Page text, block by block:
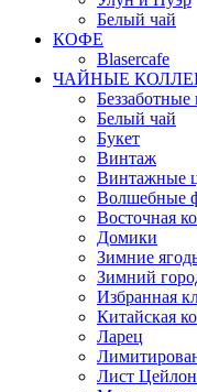
Белый чай
КОФЕ
Blasercafe
ЧАЙНЫЕ
Беззаботные
Белый чай
Букет
Винтаж
Винтажные
Волшебные
Восточная
Домики
Зимние
Зимний
Избранная
Китайская
Ларец
Лист